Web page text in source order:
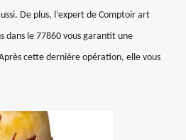
De plus, l’expert de Comptoir art
dans le 77860 vous garantit une
cette dernière opération, elle vous